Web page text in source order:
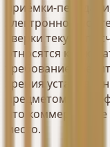
приёмки-
электронной
сверки текущего
относятся к
требование
зрения
предметом
что
место.